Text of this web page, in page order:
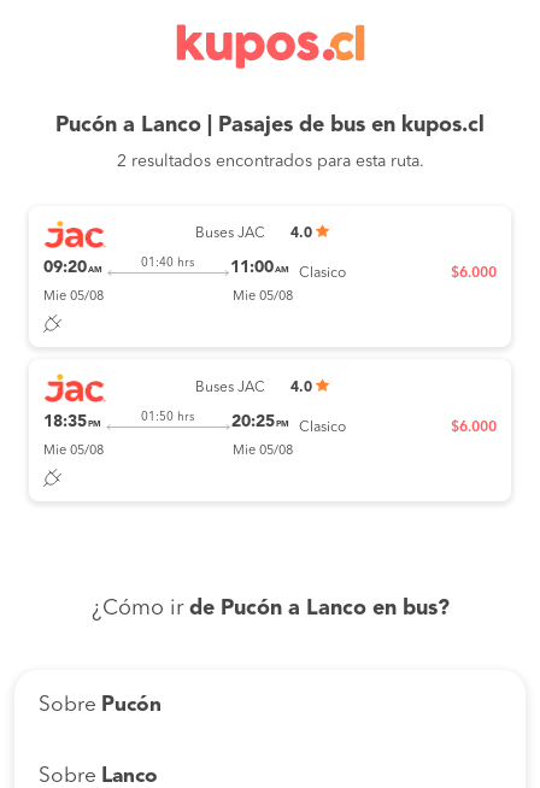
Pucón a Lanco | Pasajes de bus en kupos.cl
2 resultados encontrados para esta ruta.
Buses JAC 4.0
09:20AM
01:40 hrs 11:00AM
Mie 05/08 Mie 05/08
Clasico $6.000
Buses JAC 4.0
18:35 PM
01:50 hrs 20:25 PM
Mie 05/08 Mie 05/08
Clasico $6.000
¿Cómo ir de Pucón a Lanco en bus?
Sobre Pucón
Sobre Lanco